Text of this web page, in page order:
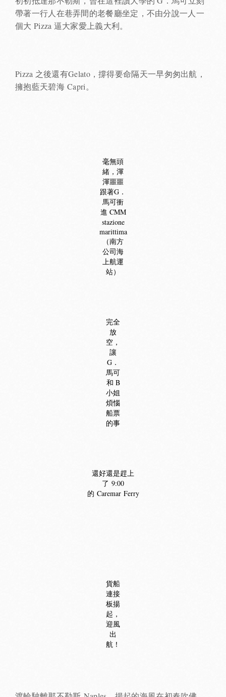
帶著一行人在巷弄間的老餐廳坐定，不由分說一人一
個大 Pizza 逼大家愛上義大利。
Pizza 之後還有Gelato，撐得要命隔天一早匆匆出航，
擁抱藍天碧海 Capri。
毫無頭
緒，渾
渾噩噩
跟著G．
馬可衝
進 CMM
stazione
marittima
（南方
公司海
上航運
站）
完全
放
空，
讓
G．
馬可
和 B
小姐
煩惱
船票
的事
還好還是趕上
了 9:00
的 Caremar Ferry
貨船
連接
板揚
起，
迎風
出
航！